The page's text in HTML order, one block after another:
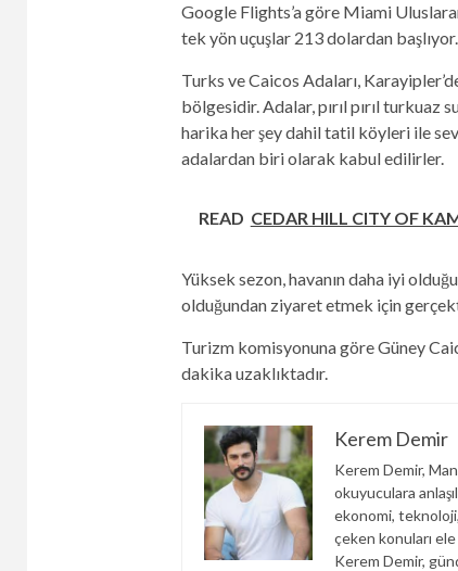
Google Flights’a göre Miami
tek yön uçuşlar 213 dolardan başlıyor.
Turks ve Caicos Adaları,
bölgesidir. Adalar, pırıl pırıl turkuaz
harika her şey dahil tatil köyleri ile
adalardan biri olarak kabul edilirler.
READ CEDAR HILL CITY OF
Yüksek sezon, havanın daha iyi
olduğundan ziyaret etmek için
Turizm komisyonuna göre Güney
dakika uzaklıktadır.
Kerem Demir
Kerem Demir,
okuyuculara
ekonomi,
çeken konuları ele
Kerem Demir,